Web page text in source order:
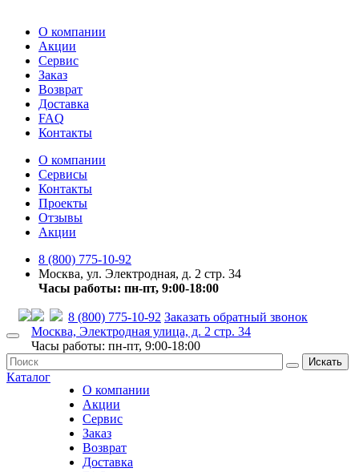
О компании
Акции
Сервис
Заказ
Возврат
Доставка
FAQ
Контакты
О компании
Сервисы
Контакты
Проекты
Отзывы
Акции
8 (800) 775-10-92
Москва, ул. Электродная, д. 2 стр. 34
Часы работы: пн-пт, 9:00-18:00
8 (800) 775-10-92 Заказать обратный звонок
Москва, Электродная улица, д. 2 стр. 34
Часы работы: пн-пт, 9:00-18:00
Искать
Каталог
О компании
Акции
Сервис
Заказ
Возврат
Доставка